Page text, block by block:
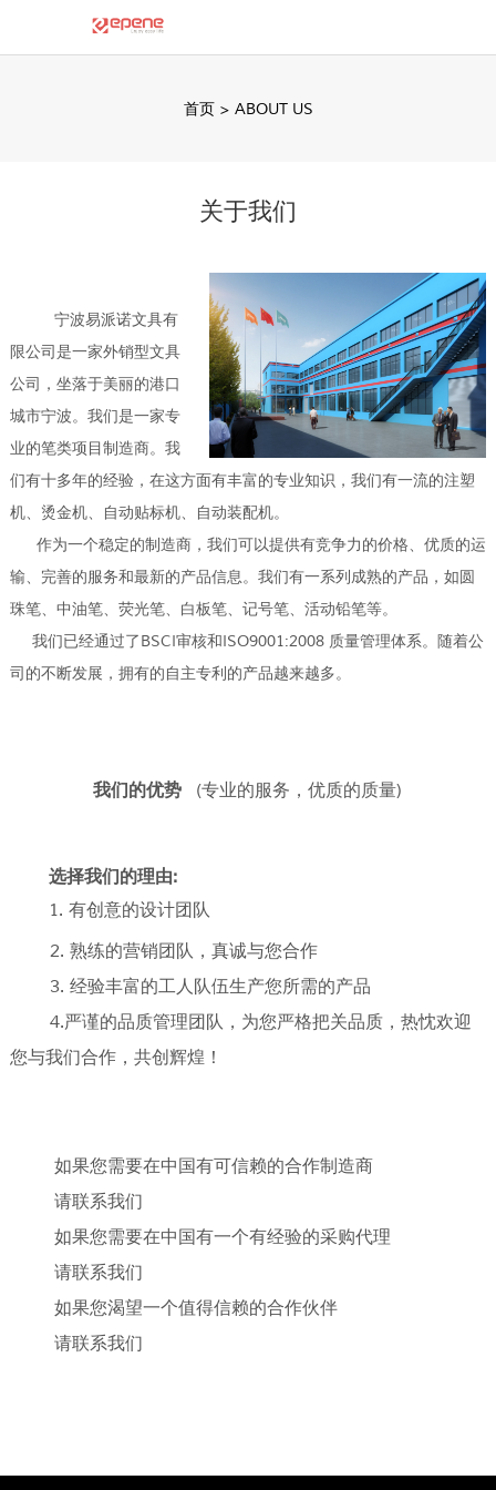
首页> ABOUT US
关于我们
宁波易派诺文具有
限公司是一家外销型文具
公司，坐落于美丽的港口
城市宁波。我们是一家专
业的笔类项目制造商。我
们有十多年的经验，在这方面有丰富的专业知识，我们有一流的注塑
机、烫金机、自动贴标机、自动装配机。
作为一个稳定的制造商，我们可以提供有竞争力的价格、优质的运
输、完善的服务和最新的产品信息。我们有一系列成熟的产品，如圆
珠笔、中油笔、荧光笔、白板笔、记号笔、活动铅笔等。
我们已经通过了BSCI审核和ISO9001:2008 质量管理体系。随着公
司的不断发展，拥有的自主专利的产品越来越多。
我们的优势 (专业的服务，优质的质量)
选择我们的理由:
1. 有创意的设计团队
2. 熟练的营销团队，真诚与您合作
3. 经验丰富的工人队伍生产您所需的产品
4.严谨的品质管理团队，为您严格把关品质，热忱欢迎
您与我们合作，共创辉煌！
如果您需要在中国有可信赖的合作制造商
请联系我们
如果您需要在中国有一个有经验的采购代理
请联系我们
如果您渴望一个值得信赖的合作伙伴
请联系我们